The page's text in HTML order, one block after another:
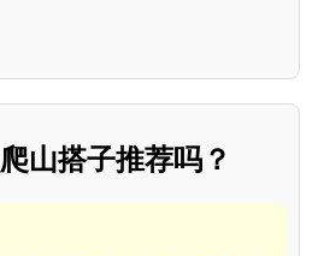
山搭子推荐吗？